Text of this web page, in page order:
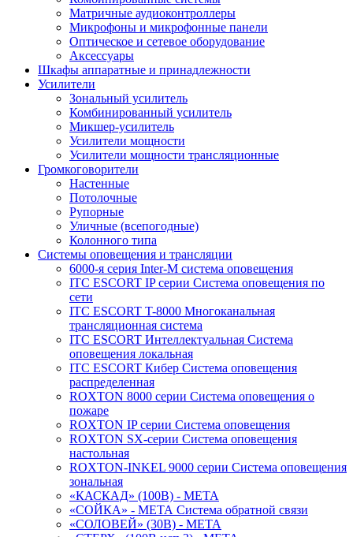
Матричные аудиоконтроллеры
Микрофоны и микрофонные панели
Оптическое и сетевое оборудование
Аксессуары
Шкафы аппаратные и принадлежности
Усилители
Зональный усилитель
Комбинированный усилитель
Микшер-усилитель
Усилители мощности
Усилители мощности трансляционные
Громкоговорители
Настенные
Потолочные
Рупорные
Уличные (всепогодные)
Колонного типа
Системы оповещения и трансляции
6000-я серия Inter-M система оповещения
ITC ESCORT IP серии Система оповещения по
сети
ITC ESCORT T-8000 Многоканальная
трансляционная система
ITC ESCORT Интеллектуальная Система
оповещения локальная
ITC ESCORT Кибер Система оповещения
распределенная
ROXTON 8000 серии Система оповещения о
пожаре
ROXTON IP серии Система оповещения
ROXTON SX-серии Система оповещения
настольная
ROXTON-INKEL 9000 серии Система оповещения
зональная
«КАСКАД» (100В) - МЕТА
«СОЙКА» - МЕТА Система обратной связи
«СОЛОВЕЙ» (30В) - МЕТА